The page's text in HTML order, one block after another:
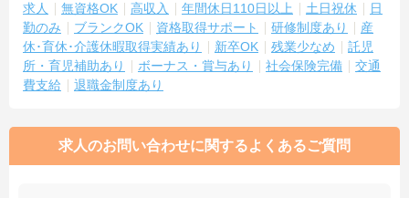
求人
無資格OK 高収入 年間休日110日以上 土日祝休
日
勤のみ
ブランクOK 資格取得サポート 研修制度あり
産
休･育休･介護休暇取得実績あり
新卒OK 残業少なめ
託児
所・育児補助あり
ボーナス・賞与あり 社会保険完備
交通
費支給
退職金制度あり
求人のお問い合わせに関するよくあるご質問